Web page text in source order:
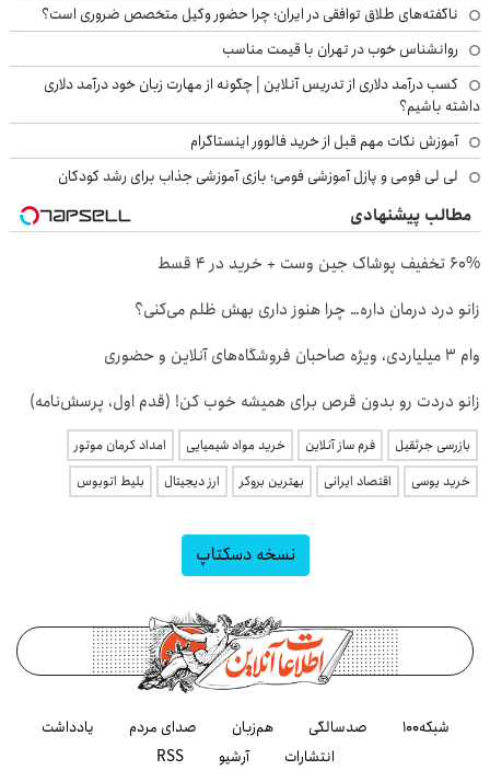
ناگفته‌های طلاق توافقی در ایران؛ چرا حضور وکیل متخصص ضروری است؟
روانشناس خوب در تهران با قیمت مناسب
کسب درآمد دلاری از تدریس آنلاین | چگونه از مهارت زبان خود درآمد دلاری
داشته باشیم؟
آموزش نکات مهم قبل از خرید فالوور اینستاگرام
لی لی فومی و پازل آموزشی فومی؛ بازی آموزشی جذاب برای رشد کودکان
مطالب پیشنهادی
60% تخفیف پوشاک جین وست + خرید در 4 قسط
زانو درد درمان داره… چرا هنوز داری بهش ظلم می‌کنی؟
وام ۳ میلیاردی، ویژه صاحبان فروشگاه‌های آنلاین و حضوری
زانو دردت رو بدون قرص برای همیشه خوب کن! (قدم اول، پرسش‌نامه)
بازرسی جرثقیل فرم ساز آنلاین خرید مواد شیمیایی
امداد کرمان موتور
خرید یوسی
اقتصاد ایرانی بهترین بروکر ارز دیجیتال بلیط اتوبوس
نسخه دسکتاپ
شبکه۱۰۰ صدسالگی هم‌زبان صدای مردم
یادداشت
انتشارات
آرشیو RSS